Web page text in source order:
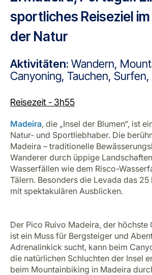
sportliches Reiseziel
der Natur
Aktivitäten: Wandern,
Canyoning, Tauchen, Surfen,
Reisezeit - 3h55
Madeira, die „Insel der Blumen“, ist
Natur- und Sportliebhaber. Die
Madeira – traditionelle
Wanderer durch üppige
Wasserfällen wie dem Risco-
Tälern. Besonders die Levada das
mit spektakulären Ausblicken.
Der Pico Ruivo Madeira, der höchste
ist ein Muss für Bergsteiger und
Adrenalinkick sucht, kann beim
die natürlichen Schluchten der Insel
beim Mountainbiking in Madeira